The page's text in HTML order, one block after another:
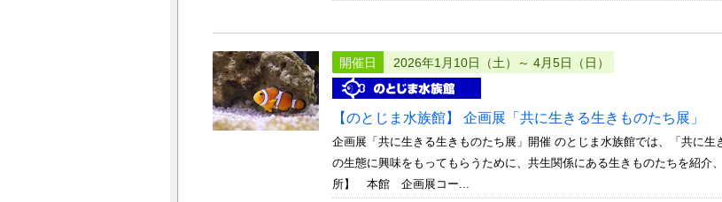
開催日 2026年1月10日（土）～ 4月5日（日）
【のとじま水族館】 企画展「共に生きる生きものたち展」
企画展「共に生きる生きものたち展」開催 のとじま水族館では、「共に
の生態に興味をもってもらうために、共生関係にある生きものたちを紹
所】 本館 企画展コー...